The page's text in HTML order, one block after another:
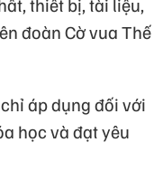
đoàn Cờ vua Thế
áp dụng đối với
học và đạt yêu